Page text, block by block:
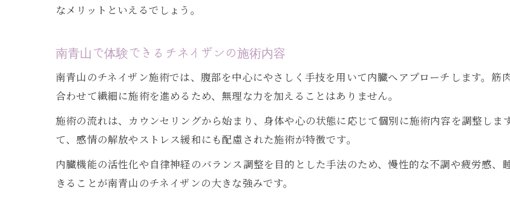
チネイザンが心の緊張を和らげる理由
内臓ケアと感情の関係をチネイザンで探る
チネイザンがもたらす安らぎと心身調整
なぜ副交感神経優位が健康維持に重要なのか
副交感神経優位が健康に及ぼす影響とは
なメリットといえるでしょう。
南青山で体験できるチネイザンの施術内容
南青山のチネイザン施術では、腹部を中心にやさしく手技を用いて内臓へアプローチします。筋
合わせて繊細に施術を進めるため、無理な力を加えることはありません。
施術の流れは、カウンセリングから始まり、身体や心の状態に応じて個別に施術内容を調整しま
て、感情の解放やストレス緩和にも配慮された施術が特徴です。
内臓機能の活性化や自律神経のバランス調整を目的とした手法のため、慢性的な不調や疲労感
きることが南青山のチネイザンの大きな強みです。